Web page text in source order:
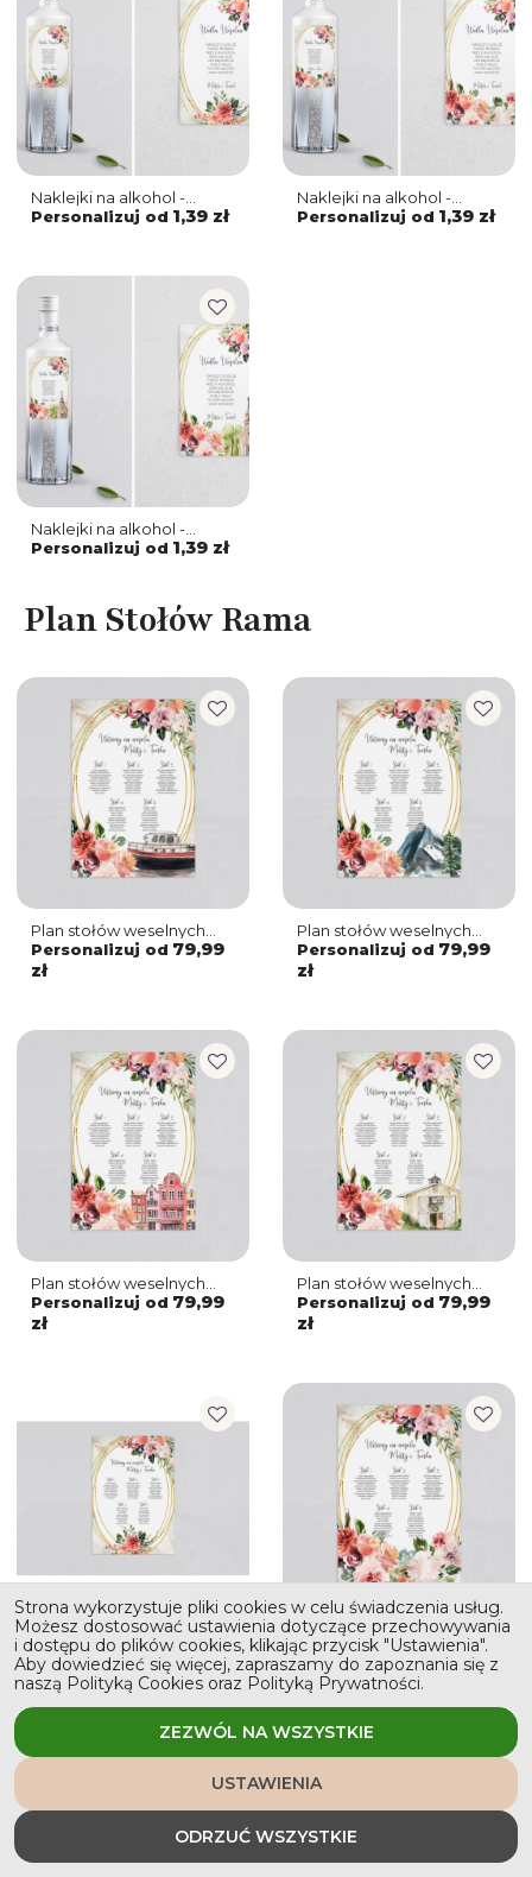
Naklejki na alkohol -
Spring Love - Motyw 3
Personalizuj od 1,39 zł
Naklejki na alkohol -
Spring Love - Motyw 2
Personalizuj od 1,39 zł
Naklejki na alkohol -
Spring Love - Motyw 1
Personalizuj od 1,39 zł
Plan Stołów Rama
Plan stołów weselnych
Spring Love Motyw 7
Personalizuj od 79,99
zł
Plan stołów weselnych
Spring Love Motyw 6
Personalizuj od 79,99
zł
Plan stołów weselnych
Spring Love Motyw 5
Personalizuj od 79,99
zł
Plan stołów weselnych
Spring Love Motyw 4
Personalizuj od 79,99
zł
Plan stołów weselnych
Spring Love Motyw 3
Personalizuj od 79,99
zł
Plan stołów weselnych
Spring Love Motyw 2
Personalizuj od 79,99
zł
Strona wykorzystuje pliki cookies w celu świadczenia usług.
Możesz dostosować ustawienia dotyczące przechowywania
i dostępu do plików cookies, klikając przycisk "Ustawienia".
Aby dowiedzieć się więcej, zapraszamy do zapoznania się z
naszą Polityką Cookies oraz Polityką Prywatności.
ZEZWÓL NA WSZYSTKIE
USTAWIENIA
ODRZUĆ WSZYSTKIE